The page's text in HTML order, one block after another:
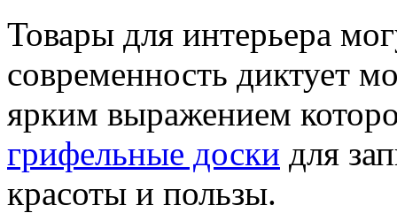
Товары для интерьера
современность диктует
ярким выражением
грифельные доски для
красоты и пользы.